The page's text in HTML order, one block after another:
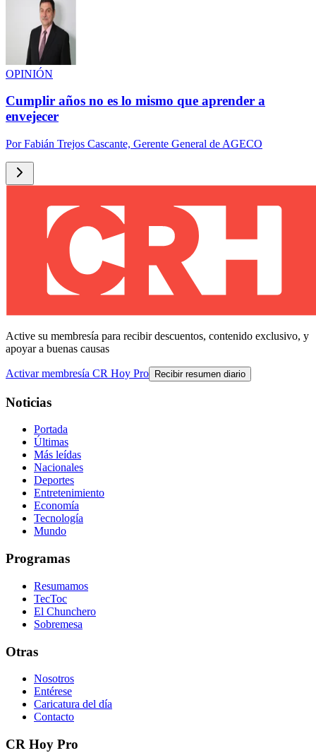
OPINIÓN
Cumplir años no es lo mismo que aprender a
envejecer
PorFabián Trejos Cascante, Gerente General de AGECO
Active su membresía para recibir descuentos, contenido exclusivo, y
apoyar a buenas causas
Activar membresía CR Hoy Pro Recibir resumen diario
Noticias
Portada
Últimas
Más leídas
Nacionales
Deportes
Entretenimiento
Economía
Tecnología
Mundo
Programas
Resumamos
TecToc
El Chunchero
Sobremesa
Otras
Nosotros
Entérese
Caricatura del día
Contacto
CR Hoy Pro